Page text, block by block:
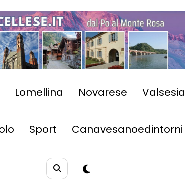
Lomellina Novarese Valsesia
Sport Canavesanoedintorni